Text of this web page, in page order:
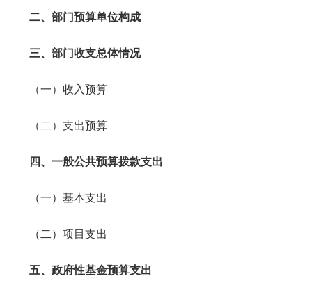
二、部门预算单位构成
三、部门收支总体情况
（一）收入预算
（二）支出预算
四、一般公共预算拨款支出
（一）基本支出
（二）项目支出
五、政府性基金预算支出